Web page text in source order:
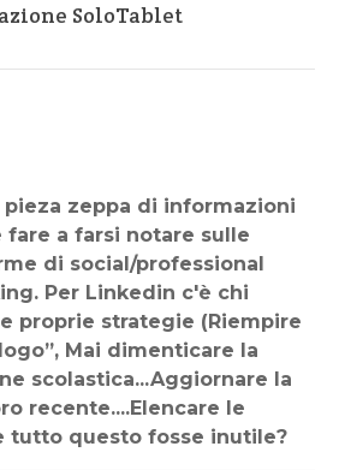
SoloTablet
fare a farsi notare sulle
di social/professional
Per Linkedin c'è chi
proprie strategie (Riempire
Mai dimenticare la
scolastica...Aggiornare la
recente....Elencare le
tutto questo fosse inutile?